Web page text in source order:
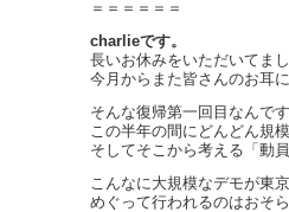
＝＝＝＝＝＝
charlieです。
長いお休みをいただいてま
今月からまた皆さんのお耳
そんな復帰第一回目なんで
この半年の間にどんどん規
そしてそこから考える「動
こんなに大規模なデモが東
めぐって行われるのはおそ